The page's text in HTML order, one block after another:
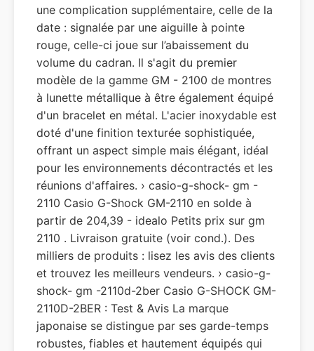
une complication supplémentaire, celle de la
date : signalée par une aiguille à pointe
rouge, celle-ci joue sur l’abaissement du
volume du cadran. Il s'agit du premier
modèle de la gamme GM - 2100 de montres
à lunette métallique à être également équipé
d'un bracelet en métal. L'acier inoxydable est
doté d'une finition texturée sophistiquée,
offrant un aspect simple mais élégant, idéal
pour les environnements décontractés et les
réunions d'affaires. › casio-g-shock- gm -
2110 Casio G-Shock GM-2110 en solde à
partir de 204,39 - idealo Petits prix sur gm
2110 . Livraison gratuite (voir cond.). Des
milliers de produits : lisez les avis des clients
et trouvez les meilleurs vendeurs. › casio-g-
shock- gm -2110d-2ber Casio G-SHOCK GM-
2110D-2BER : Test & Avis La marque
japonaise se distingue par ses garde-temps
robustes, fiables et hautement équipés qui